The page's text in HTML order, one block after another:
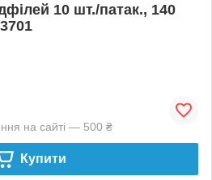
10 шт./патак., 140
на сайті — 500 ₴
Купити